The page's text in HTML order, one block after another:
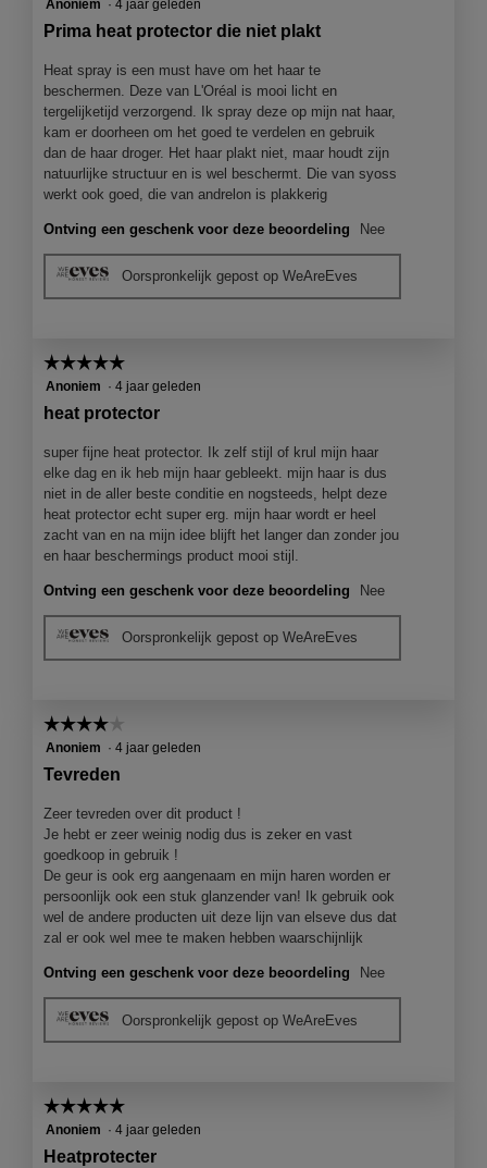
sterren.
Anoniem · 4 jaar geleden
Prima heat protector die niet plakt
Heat spray is een must have om het haar te
beschermen. Deze van L'Oréal is mooi licht en
tergelijketijd verzorgend. Ik spray deze op mijn nat haar,
kam er doorheen om het goed te verdelen en gebruik
dan de haar droger. Het haar plakt niet, maar houdt zijn
natuurlijke structuur en is wel beschermt. Die van syoss
werkt ook goed, die van andrelon is plakkerig
Ontving een geschenk voor deze beoordeling Nee
Oorspronkelijk gepost op WeAreEves
☆☆☆☆☆
☆☆☆☆☆
5
sterren.
Anoniem · 4 jaar geleden
heat protector
super fijne heat protector. Ik zelf stijl of krul mijn haar
elke dag en ik heb mijn haar gebleekt. mijn haar is dus
niet in de aller beste conditie en nogsteeds, helpt deze
heat protector echt super erg. mijn haar wordt er heel
zacht van en na mijn idee blijft het langer dan zonder jou
en haar beschermings product mooi stijl.
Ontving een geschenk voor deze beoordeling Nee
Oorspronkelijk gepost op WeAreEves
☆☆☆☆☆
☆☆☆☆☆
4
van
sterren.
Anoniem · 4 jaar geleden
Tevreden
Zeer tevreden over dit product !
Je hebt er zeer weinig nodig dus is zeker en vast
goedkoop in gebruik !
De geur is ook erg aangenaam en mijn haren worden er
persoonlijk ook een stuk glanzender van! Ik gebruik ook
wel de andere producten uit deze lijn van elseve dus dat
zal er ook wel mee te maken hebben waarschijnlijk
Ontving een geschenk voor deze beoordeling Nee
Oorspronkelijk gepost op WeAreEves
☆☆☆☆☆
☆☆☆☆☆
5
van
Anoniem · 4 jaar geleden
Heatprotecter